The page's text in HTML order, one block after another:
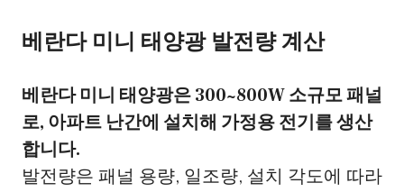
베란다 미니 태양광 발전량 계산
베란다 미니 태양광은 300~800W 소규모 패널
로, 아파트 난간에 설치해 가정용 전기를 생산
합니다.
발전량은 패널 용량, 일조량, 설치 각도에 따라